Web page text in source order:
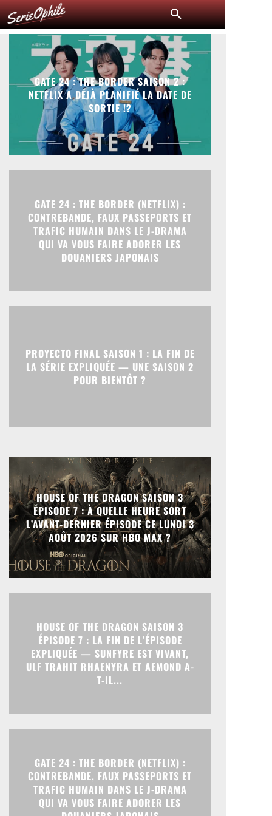
GATE 24 : THE BORDER SAISON 2 :
NETFLIX A DÉJÀ PLANIFIÉ LA DATE DE
SORTIE !?
GATE 24 : THE BORDER (NETFLIX) :
CONTREBANDE, FAUX PASSEPORTS ET
TRAFIC HUMAIN DANS LE J-DRAMA
QUI VA VOUS FAIRE ADORER LES
DOUANIERS JAPONAIS
PROYECTO FINAL SAISON 1 : LA FIN DE
LA SÉRIE EXPLIQUÉE — UNE SAISON 2
POUR BIENTÔT ?
HOUSE OF THE DRAGON SAISON 3
ÉPISODE 7 : À QUELLE HEURE SORT
L’AVANT-DERNIER ÉPISODE CE LUNDI 3
AOÛT 2026 SUR HBO MAX ?
HOUSE OF THE DRAGON SAISON 3
ÉPISODE 7 : LA FIN DE L’ÉPISODE
EXPLIQUÉE — SUNFYRE EST VIVANT,
ULF TRAHIT RHAENYRA ET AEMOND A-
T-IL...
GATE 24 : THE BORDER (NETFLIX) :
CONTREBANDE, FAUX PASSEPORTS ET
TRAFIC HUMAIN DANS LE J-DRAMA
QUI VA VOUS FAIRE ADORER LES